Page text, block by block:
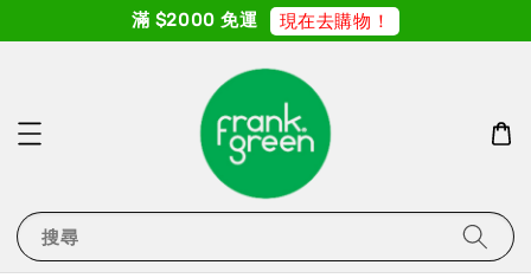
滿 $2000 免運 現在去購物！
搜尋